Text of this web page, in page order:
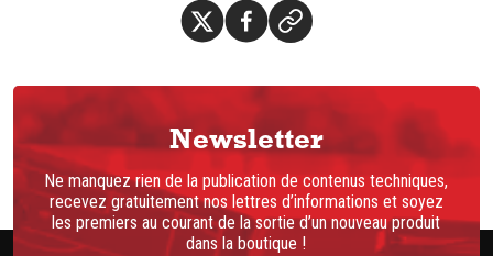
Newsletter
Ne manquez rien de la publication de contenus techniques,
recevez gratuitement nos lettres d’informations et soyez
les premiers au courant de la sortie d’un nouveau produit
dans la boutique !